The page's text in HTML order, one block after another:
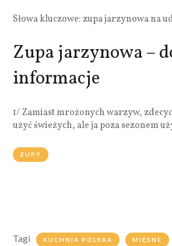
Słowa kluczowe: zupa jarzynowa na
Zupa jarzynowa –
informacje
1/ Zamiast mrożonych warzyw,
użyć świeżych, ale ja poza sezonem
ZUPY
Tagi KUCHNIA POLSKA MIĘSNE